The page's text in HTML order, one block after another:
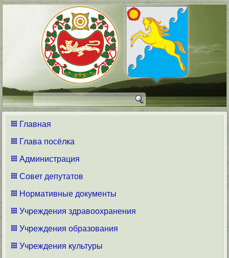
Главная
Глава посёлка
Администрация
Совет депутатов
Нормативные документы
Учреждения здравоохранения
Учреждения образования
Учреждения культуры